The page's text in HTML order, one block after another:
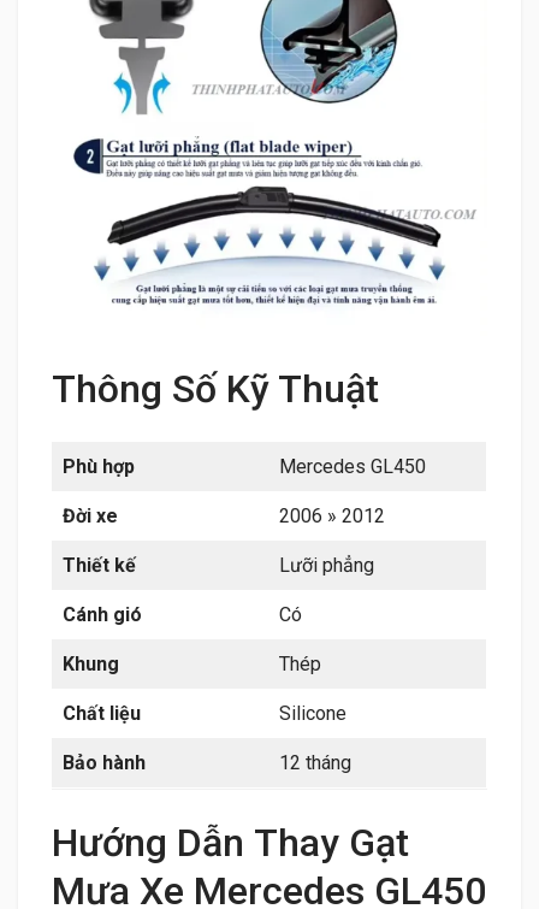
Thông Số Kỹ Thuật
Phù hợp Mercedes GL450
Đời xe 2006 » 2012
Thiết kế Lưỡi phẳng
Cánh gió Có
Khung Thép
Chất liệu Silicone
Bảo hành 12 tháng
Hướng Dẫn Thay Gạt
Mưa Xe Mercedes GL450